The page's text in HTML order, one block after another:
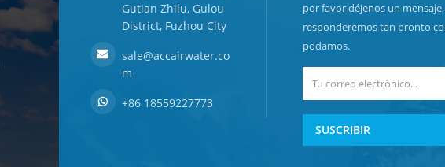
Gutian Zhilu, Gulou
District, Fuzhou City
sale@accairwater.co
m
+86 18559227773
por favor déjenos un
responderemos tan pronto
podamos.
SUSCRIBIR